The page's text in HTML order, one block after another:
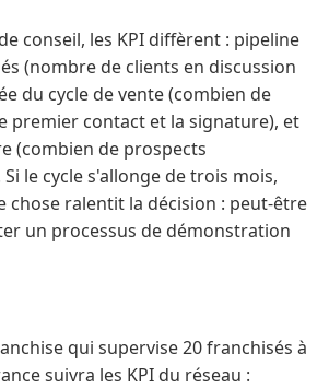
conseil, les KPI diffèrent : pipeline
(nombre de clients en discussion
du cycle de vente (combien de
premier contact et la signature), et
(combien de prospects
le cycle s'allonge de trois mois,
chose ralentit la décision : peut-être
un processus de démonstration
qui supervise 20 franchisés à
suivra les KPI du réseau :